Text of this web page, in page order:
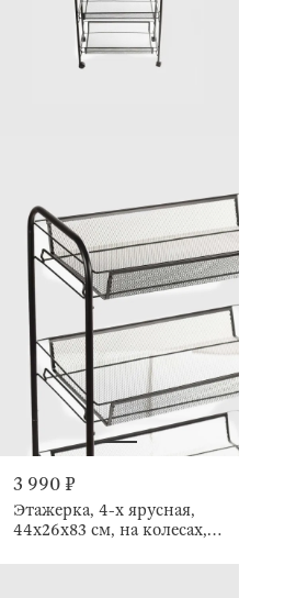
3 990 ₽
Этажерка, 4-х ярусная,
44х26х83 см, на колесах,